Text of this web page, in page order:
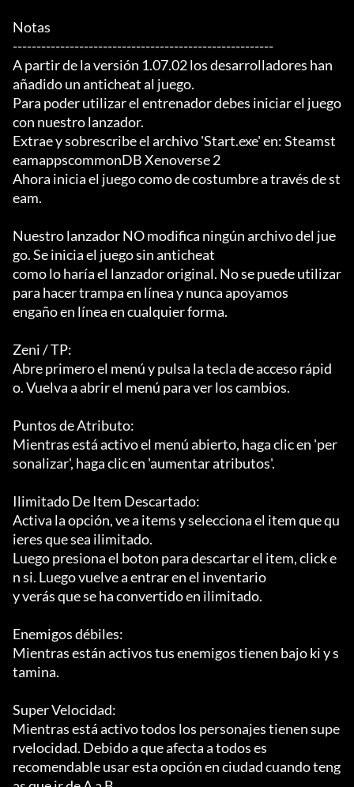
Notas
-------------------------------------------------------
A partir de la versión 1.07.02 los desarrolladores han
añadido un anticheat al juego.
Para poder utilizar el entrenador debes iniciar el juego
con nuestro lanzador.
Extrae y sobrescribe el archivo 'Start.exe' en: Steamst
eamappscommonDB Xenoverse 2
Ahora inicia el juego como de costumbre a través de st
eam.
Nuestro lanzador NO modifica ningún archivo del jue
go. Se inicia el juego sin anticheat
como lo haría el lanzador original. No se puede utilizar
para hacer trampa en línea y nunca apoyamos
engaño en línea en cualquier forma.
Zeni / TP:
Abre primero el menú y pulsa la tecla de acceso rápid
o. Vuelva a abrir el menú para ver los cambios.
Puntos de Atributo:
Mientras está activo el menú abierto, haga clic en 'per
sonalizar', haga clic en 'aumentar atributos'.
Ilimitado De Item Descartado:
Activa la opción, ve a items y selecciona el item que qu
ieres que sea ilimitado.
Luego presiona el boton para descartar el item, click e
n si. Luego vuelve a entrar en el inventario
y verás que se ha convertido en ilimitado.
Enemigos débiles:
Mientras están activos tus enemigos tienen bajo ki y s
tamina.
Super Velocidad:
Mientras está activo todos los personajes tienen supe
rvelocidad. Debido a que afecta a todos es
recomendable usar esta opción en ciudad cuando teng